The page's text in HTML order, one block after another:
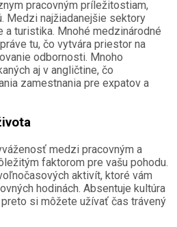
pracovným príležitostiam,
Medzi najžiadanejšie sektory
a turistika. Mnohé medzinárodné
tu, čo vytvára priestor na
odbornosti. Mnoho
aj v angličtine, čo
zamestnania pre expatov a
medzi pracovným a
faktorom pre vašu pohodu.
aktivít, ktoré vám
hodinách. Absentuje kultúra
si môžete užívať čas trávený